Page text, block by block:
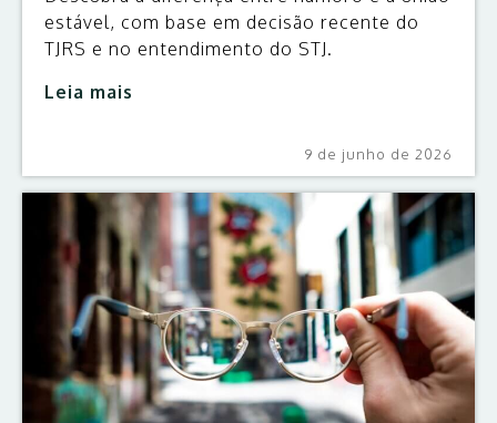
estável, com base em decisão recente do
TJRS e no entendimento do STJ.
Leia mais
9 de junho de 2026